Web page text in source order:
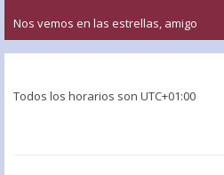
Nos vemos en las estrellas, amigo
Todos los horarios son UTC+01:00